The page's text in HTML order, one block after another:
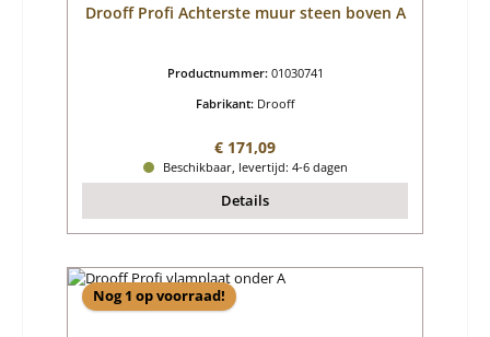
Drooff Profi Achterste muur steen boven A
Productnummer: 01030741
Fabrikant: Drooff
Normale prijs:
€ 171,09
Beschikbaar, levertijd: 4-6 dagen
Details
Nog 1 op voorraad!